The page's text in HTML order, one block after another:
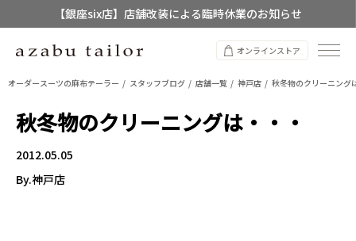
【銀座six店】店舗改装による臨時休業のお知らせ
【店舗限定】レディースオーダースーツ
オンラインストア
オーダースーツの麻布テーラー スタッフブログ 店舗一覧 神戸店 秋冬物のクリーニング
秋冬物のクリーニングは・・・
2012.05.05
By.神戸店